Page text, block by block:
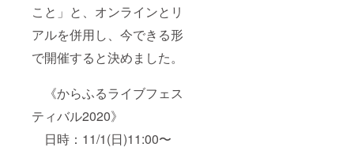
こと」と、オンラインとリ
アルを併用し、今できる形
で開催すると決めました。
《からふるライブフェス
ティバル2020》
日時：11/1(日)11:00〜